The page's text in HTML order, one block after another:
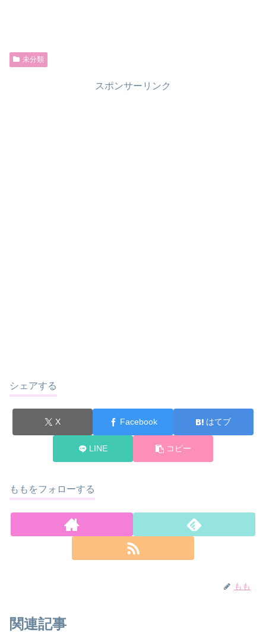
未分類
スポンサーリンク
シェアする
X Facebook はてブ
LINE コピー
ももをフォローする
もも
関連記事